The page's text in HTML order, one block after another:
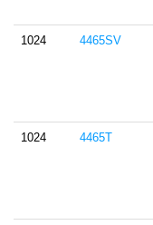
1024 4465SV
1024 4465T